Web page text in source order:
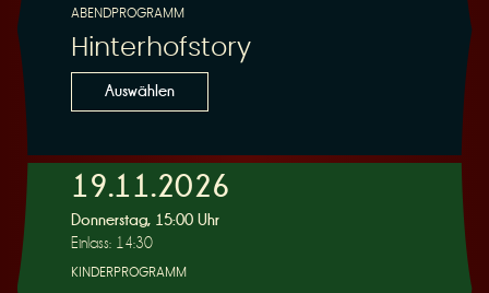
r
v
ABENDPROGRAMM
Hinterhofstory
Auswählen
19.11.2026
Donnerstag, 15:00 Uhr
Einlass: 14:30
KINDERPROGRAMM